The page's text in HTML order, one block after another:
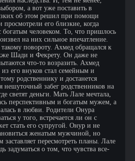
а вот уже поставить в
об этом решил при помощи
его близкие, когда
богатым человеком. То, что пришлось
на них сильное впечатление.
повороту. Ахмед обращался к
Шади и Фекрету. Он даже не
что-то возразить. Ахмед
его внуков стал семейным и
родственнику и достанется
нешуточный забег родственников на
светят деньги. Мать Лале мечтала,
перспективным и богатым мужем, а
в любви. Родители Онура
у того, встречается ли он с
стать его супругой. Онур и не
женатым мужчиной, но
заставляет пересмотреть планы. Лале
задуматься о том, что чувства все-